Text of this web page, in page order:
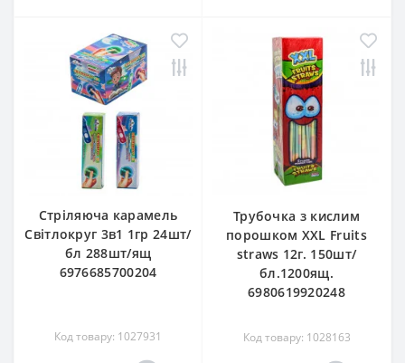
Стріляюча карамель
Світлокруг 3в1 1гр 24шт/
бл 288шт/ящ
6976685700204
Код товару: 1027931
Трубочка з кислим
порошком XXL Fruits
straws 12г. 150шт/
бл.1200ящ.
6980619920248
Код товару: 1028163